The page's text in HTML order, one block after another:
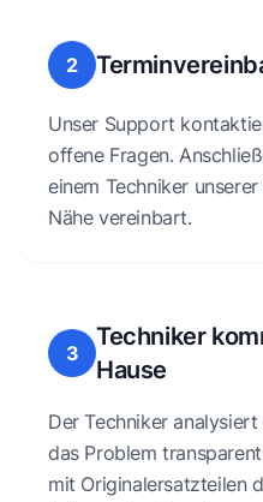
2
Unser Support
offene Fragen.
einem Techniker
Nähe vereinbart.
3
Techniker
Hause
Der Techniker
das Problem
mit Originalersatzteilen